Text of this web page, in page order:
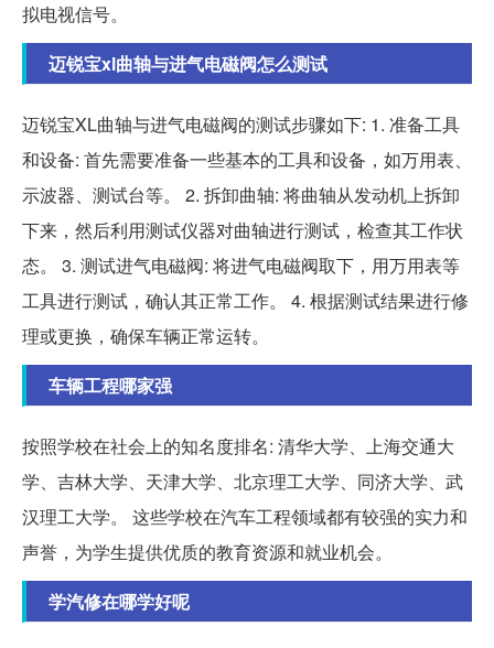
拟电视信号。
迈锐宝xl曲轴与进气电磁阀怎么测试
迈锐宝XL曲轴与进气电磁阀的测试步骤如下: 1. 准备工具
和设备: 首先需要准备一些基本的工具和设备，如万用表、
示波器、测试台等。 2. 拆卸曲轴: 将曲轴从发动机上拆卸
下来，然后利用测试仪器对曲轴进行测试，检查其工作状
态。 3. 测试进气电磁阀: 将进气电磁阀取下，用万用表等
工具进行测试，确认其正常工作。 4. 根据测试结果进行修
理或更换，确保车辆正常运转。
车辆工程哪家强
按照学校在社会上的知名度排名: 清华大学、上海交通大
学、吉林大学、天津大学、北京理工大学、同济大学、武
汉理工大学。 这些学校在汽车工程领域都有较强的实力和
声誉，为学生提供优质的教育资源和就业机会。
学汽修在哪学好呢